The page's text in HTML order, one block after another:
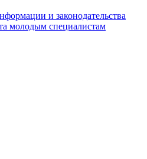
и законодательства
молодым специалистам